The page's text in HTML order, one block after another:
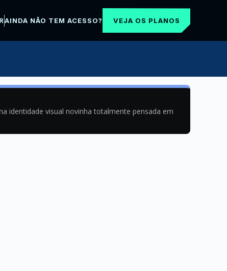
AINDA NÃO TEM ACESSO? VEJA OS PLANOS
identidade visual novinha totalmente pensada em